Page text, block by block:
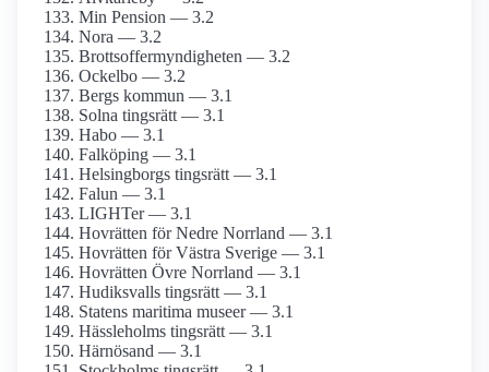
Min Pension — 3.2
Nora — 3.2
Brottsoffermyndigheten — 3.2
Ockelbo — 3.2
Bergs kommun — 3.1
Solna tingsrätt — 3.1
Habo — 3.1
Falköping — 3.1
Helsingborgs tingsrätt — 3.1
Falun — 3.1
LIGHTer — 3.1
Hovrätten för Nedre Norrland — 3.1
Hovrätten för Västra Sverige — 3.1
Hovrätten Övre Norrland — 3.1
Hudiksvalls tingsrätt — 3.1
Statens maritima museer — 3.1
Hässleholms tingsrätt — 3.1
Härnösand — 3.1